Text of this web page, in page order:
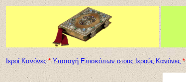
Ιεροί Κανόνες* Υποταγή Επισκόπων στους Ιερούς Κανόνες*